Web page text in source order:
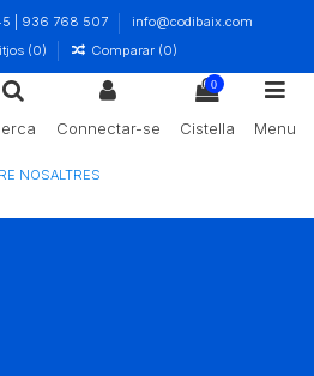
| 936 768 507
info@codibaix.com
(0) Comparar (0)
Connectar-se
0
Cistella Menu
NOSALTRES